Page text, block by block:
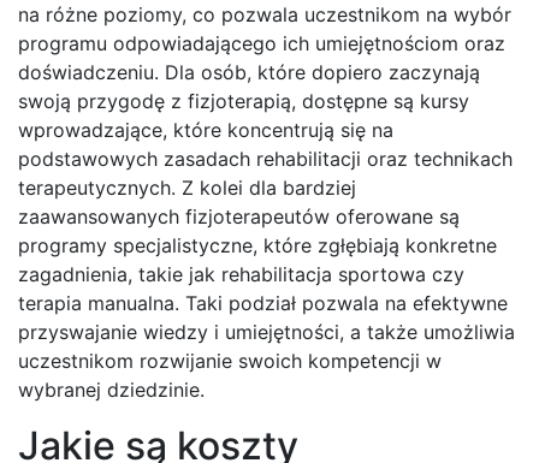
na różne poziomy, co pozwala uczestnikom na wybór
programu odpowiadającego ich umiejętnościom oraz
doświadczeniu. Dla osób, które dopiero zaczynają
swoją przygodę z fizjoterapią, dostępne są kursy
wprowadzające, które koncentrują się na
podstawowych zasadach rehabilitacji oraz technikach
terapeutycznych. Z kolei dla bardziej
zaawansowanych fizjoterapeutów oferowane są
programy specjalistyczne, które zgłębiają konkretne
zagadnienia, takie jak rehabilitacja sportowa czy
terapia manualna. Taki podział pozwala na efektywne
przyswajanie wiedzy i umiejętności, a także umożliwia
uczestnikom rozwijanie swoich kompetencji w
wybranej dziedzinie.
Jakie są koszty